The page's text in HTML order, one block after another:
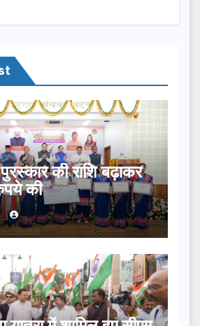
की राशि बढ़ाकर
की